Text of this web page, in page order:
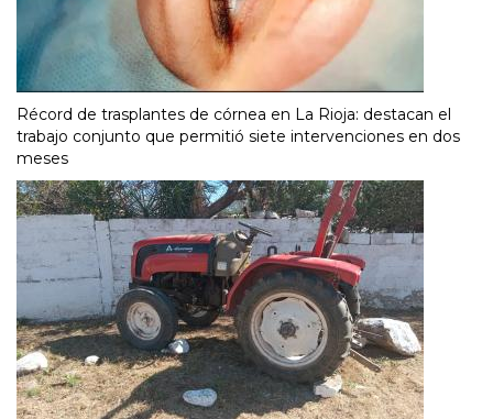
Récord de trasplantes de córnea en La Rioja: destacan el
trabajo conjunto que permitió siete intervenciones en dos
meses